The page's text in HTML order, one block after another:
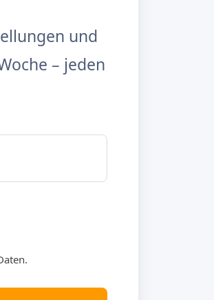
und
– jeden